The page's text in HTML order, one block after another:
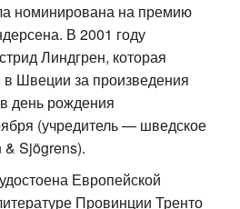
номинирована на премию
В 2001 году
Линдгрен, которая
в Швеции за произведения
день рождения
(учредитель — шведское
& Sjögrens).
Европейской
Провинции Тренто